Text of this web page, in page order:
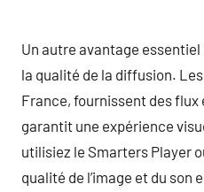
Un autre avantage essentiel
la qualité de la diffusion. Les
France, fournissent des
garantit une expérience
utilisiez le Smarters Player
qualité de l’image et du son